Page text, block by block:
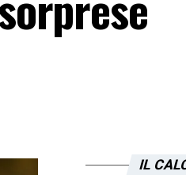
IL